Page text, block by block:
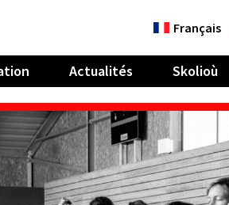
Français
Actualités Skolioù